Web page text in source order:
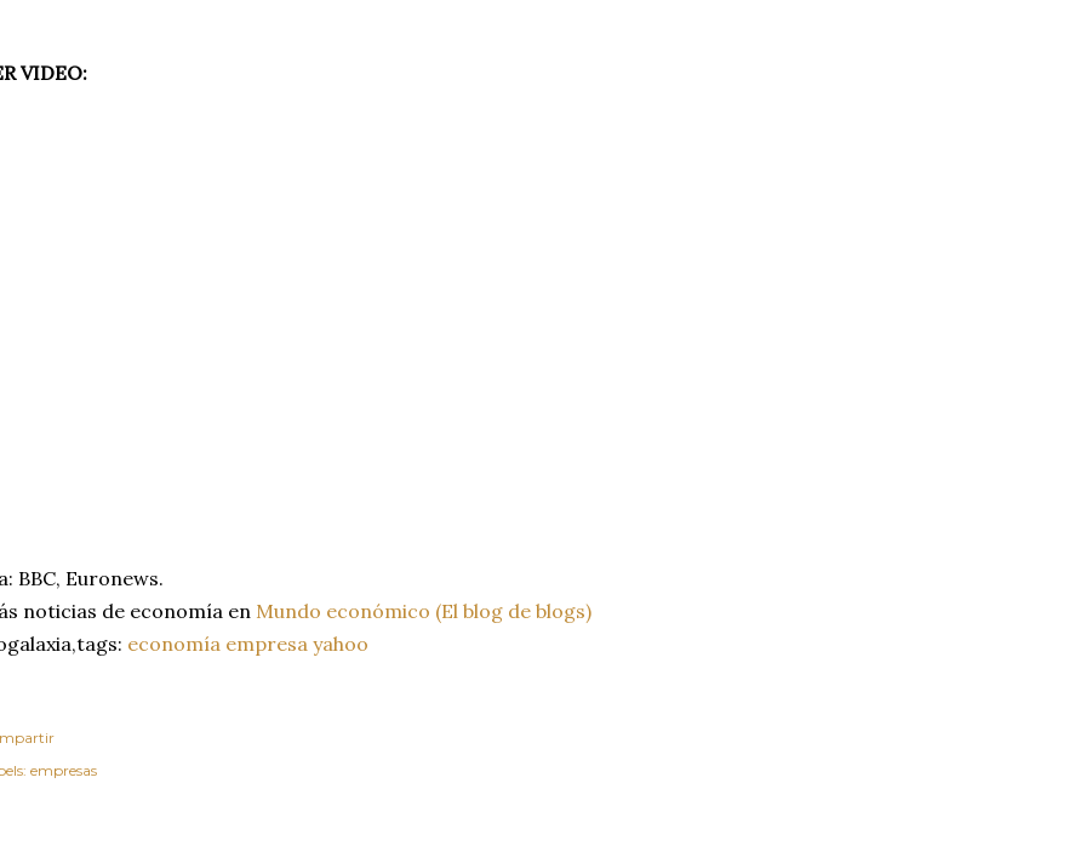
VIDEO:
BBC, Euronews.
noticias de economía en Mundo económico (El blog de blogs)
economía empresa yahoo
empresas